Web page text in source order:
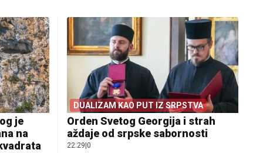
je
na
DUALIZAM KAO PUT IZ SRPSTVA
Orden Svetog Georgija i strah
aždaje od srpske sabornosti
22:29 0